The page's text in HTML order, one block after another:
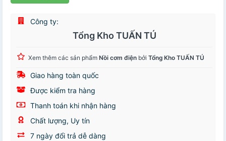
Công ty:
Tổng Kho TUẤN TÚ
Xem thêm các sản phẩm Nồi cơm điện bởi Tổng Kho TUẤN TÚ
Giao hàng toàn quốc
Được kiểm tra hàng
Thanh toán khi nhận hàng
Chất lượng, Uy tín
7 ngày đổi trả dễ dàng